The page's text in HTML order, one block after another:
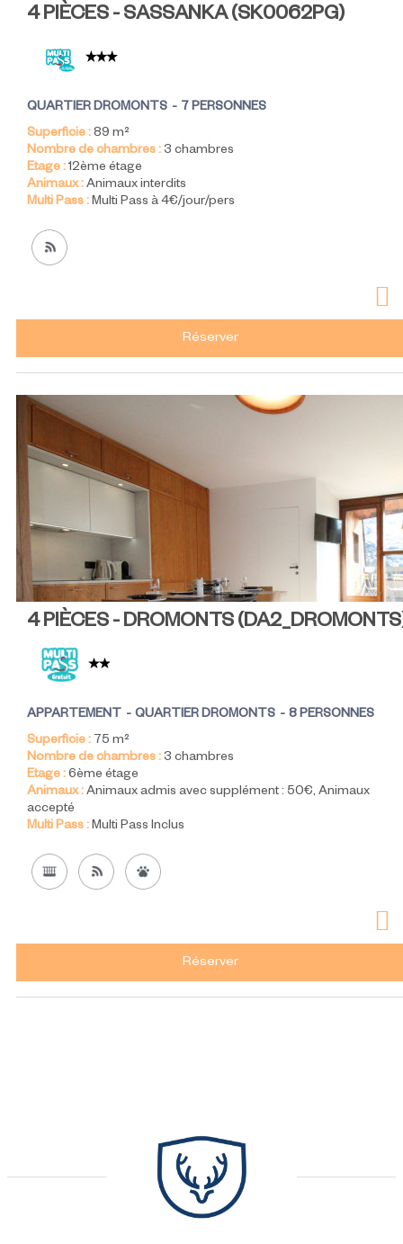
4 PIÈCES - SASSANKA(SK0062PG)
QUARTIER DROMONTS
7 PERSONNES
Superficie :89 m²
Nombre de chambres :3 chambres
Etage :12ème étage
Animaux :Animaux interdits
Multi Pass :Multi Pass à 4€/jour/pers
Réserver
4 PIÈCES - DROMONTS (DA2_DROMONTS
APPARTEMENT QUARTIER DROMONTS
8 PERSONNES
Superficie : 75 m²
Nombre de chambres :3 chambres
Etage :6ème étage
Animaux :Animaux admis avec supplément : 50€ Animaux
accepté
Multi Pass :Multi Pass Inclus
Réserver